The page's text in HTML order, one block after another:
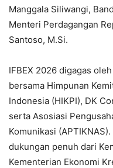
Manggala Siliwangi,
Menteri Perdagangan
Santoso, M.Si.
IFBEX 2026 digagas
bersama Himpunan
Indonesia (HIKPI), DK
serta Asosiasi
Komunikasi
dukungan penuh dari
Kementerian Ekonomi